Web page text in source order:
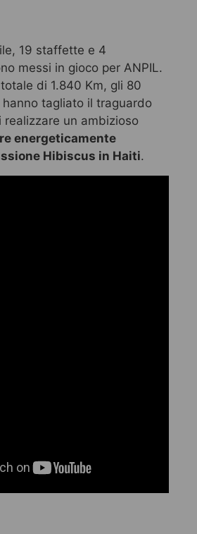
19 staffette e 4
messi in gioco per ANPIL.
di 1.840 Km, gli 80
hanno tagliato il traguardo
realizzare un ambizioso
energeticamente
Hibiscus in Haiti.